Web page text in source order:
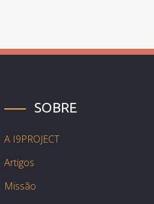
SOBRE
A I9PROJECT
Artigos
Missão